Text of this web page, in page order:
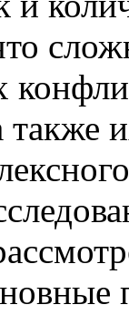
также